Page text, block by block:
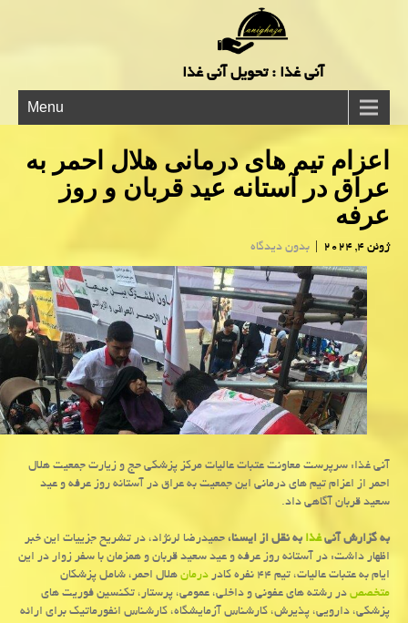
آنی غذا : تحویل آنی غذا
Menu
اعزام تیم های درمانی هلال احمر به
عراق در آستانه عید قربان و روز
عرفه
ژوئن 4, 2024 | بدون دیدگاه
آنی غذا: سرپرست معاونت عتبات عالیات مرکز پزشکی حج و زیارت جمعیت هلال
احمر از اعزام تیم های درمانی این جمعیت به عراق در آستانه روز عرفه و عید
سعید قربان آگاهی داد.
به گزارش آنیغذابه نقل از ایسنا،حمیدرضا لرنژاد، در تشریح جزییات این خبر
اظهار داشت: در آستانه روز عرفه و عید سعید قربان و همزمان با سفر زوار در این
ایام به عتبات عالیات، تیم ۴۴ نفره کادر
درمانهلال احمر، شامل پزشکان
متخصصدر رشته های عفونی و داخلی، عمومی، پرستار، تکنسین فوریت های
پزشکی، دارویی، پذیرش، کارشناس آزمایشگاه، کارشناس انفورماتیک برای ارائه